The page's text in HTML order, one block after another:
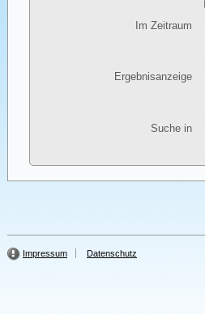
Im Zeitraum
Ergebnisanzeige
Suche in
Impressum Datenschutz